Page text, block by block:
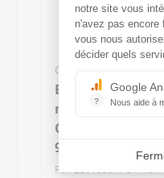
notre site vous
n'avez pas
vous nous
décider quels
?
Google
Nous aide à
Essentiel
COCKPIT USA
Blouson vol G-1 agneau
marron
COCKPIT'USA
949,00 €
Réf. Z201035M G1